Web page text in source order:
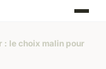
: le choix malin pour